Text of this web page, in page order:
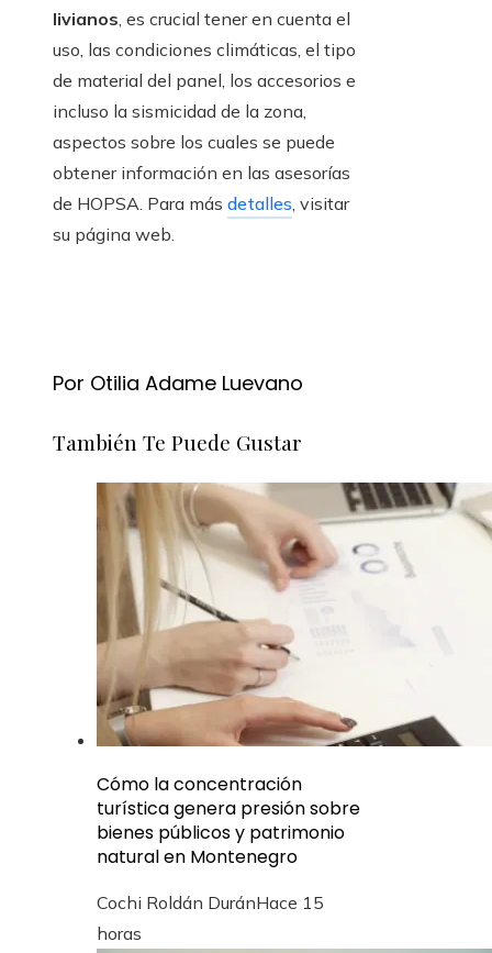
livianos , es crucial tener en cuenta el
uso, las condiciones climáticas, el tipo
de material del panel, los accesorios e
incluso la sismicidad de la zona,
aspectos sobre los cuales se puede
obtener información en las asesorías
de HOPSA. Para más detalles , visitar
su página web.
Por Otilia Adame Luevano
También Te Puede Gustar
Cómo la concentración
turística genera presión sobre
bienes públicos y patrimonio
natural en Montenegro
Cochi Roldán DuránHace 15
horas